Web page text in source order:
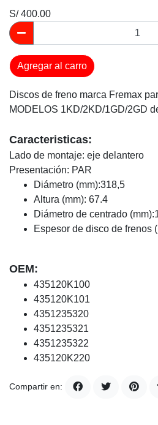
S/ 400.00
Agregar al carro
Discos de freno marca Fremax
MODELOS 1KD/2KD/1GD/2GD
Caracteristicas:
Lado de montaje: eje delantero
Presentación: PAR
Diámetro (mm):318,5
Altura (mm): 67.4
Diámetro de centrado
Espesor de disco de frenos
OEM:
435120K100
435120K101
4351235320
4351235321
4351235322
435120K220
Compartir en: